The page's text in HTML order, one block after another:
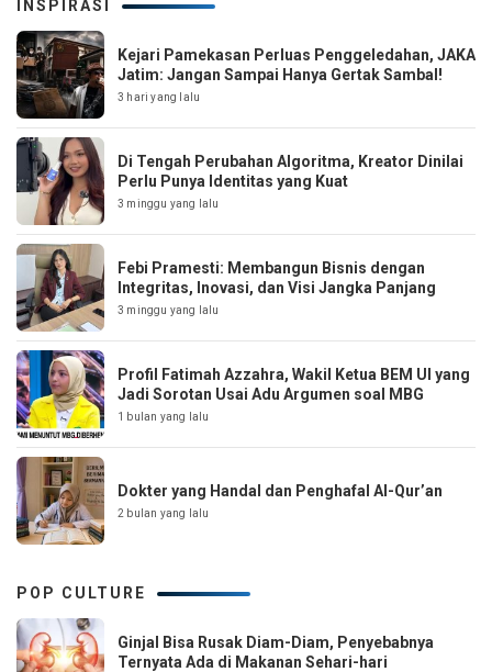
INSPIRASI
Kejari Pamekasan Perluas Penggeledahan, JAKA
Jatim: Jangan Sampai Hanya Gertak Sambal!
3 hari yang lalu
Di Tengah Perubahan Algoritma, Kreator Dinilai
Perlu Punya Identitas yang Kuat
3 minggu yang lalu
Febi Pramesti: Membangun Bisnis dengan
Integritas, Inovasi, dan Visi Jangka Panjang
3 minggu yang lalu
Profil Fatimah Azzahra, Wakil Ketua BEM UI yang
Jadi Sorotan Usai Adu Argumen soal MBG
1 bulan yang lalu
Dokter yang Handal dan Penghafal Al-Qur’an
2 bulan yang lalu
POP CULTURE
Ginjal Bisa Rusak Diam-Diam, Penyebabnya
Ternyata Ada di Makanan Sehari-hari